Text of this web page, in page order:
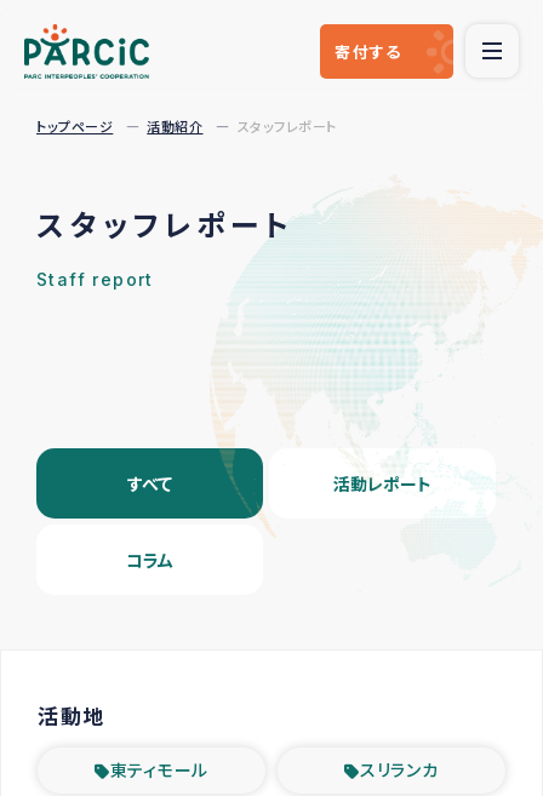
寄付する
トップページ 活動紹介 スタッフレポート
スタッフレポート
Staff report
すべて 活動レポート
コラム
活動地
東ティモール スリランカ